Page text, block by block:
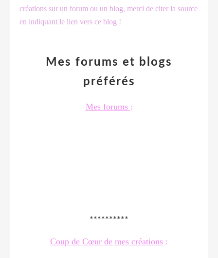
créations sur un forum ou un blog, merci de citer la source
en indiquant le lien vers ce blog !
Mes forums et blogs
préférés
Mes forums :
**********
Coup de Cœur de mes créations :